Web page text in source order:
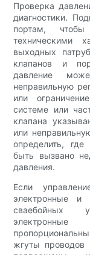
Проверка
диагностики.
портам,
техническими
выходных
клапанов и
давление
неправильную
или
системе или
клапана
или
определить,
быть вызвано
давления.
Если
электронные и
сваебойных
жгуты